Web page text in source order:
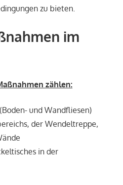
zu bieten.
im
zählen:
und Wandfliesen)
der Wendeltreppe,
in der